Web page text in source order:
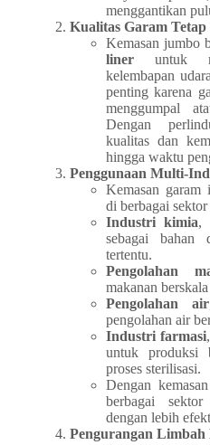
menggantikan
Kualitas Garam Tetap
Kemasan jumbo
lineruntuk
kelembapan
penting karena
menggumpal
Dengan
kualitas dan
hingga waktu
Penggunaan Multi-
Kemasan
di berbagai
Industri kimia,
sebagai bahan
tertentu.
Pengolahan
makanan berskala
Pengolahan air
pengolahan air
Industri farmasi
untuk produksi
proses sterilisasi.
Dengan
berbagai
dengan lebih
Pengurangan Limbah